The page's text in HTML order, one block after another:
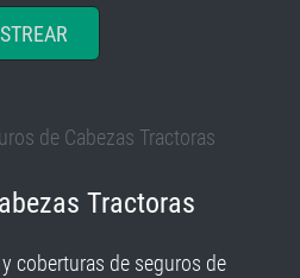
Tractoras
coberturas de seguros de